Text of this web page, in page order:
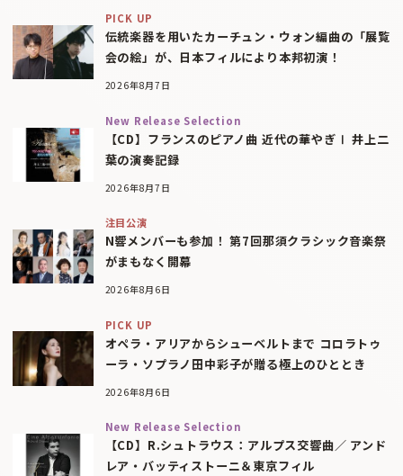
PICK UP
伝統楽器を用いたカーチュン・ウォン編曲の「展覧
会の絵」が、日本フィルにより本邦初演！
2026年8月7日
New Release Selection
【CD】フランスのピアノ曲 近代の華やぎⅠ 井上二
葉の演奏記録
2026年8月7日
注目公演
N響メンバーも参加！ 第7回那須クラシック音楽祭
がまもなく開幕
2026年8月6日
PICK UP
オペラ・アリアからシューベルトまで コロラトゥ
ーラ・ソプラノ田中彩子が贈る極上のひととき
2026年8月6日
New Release Selection
【CD】R.シュトラウス：アルプス交響曲／ アンド
レア・バッティストーニ＆東京フィル